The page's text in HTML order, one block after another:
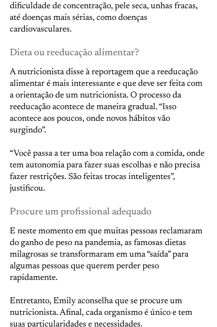
dificuldade de concentração, pele seca, unhas fracas,
até doenças mais sérias, como doenças
cardiovasculares.
Dieta ou reeducação alimentar?
A nutricionista disse à reportagem que a reeducação
alimentar é mais interessante e que deve ser feita com
a orientação de um nutricionista. O processo da
reeducação acontece de maneira gradual. “Isso
acontece aos poucos, onde novos hábitos vão
surgindo”.
“Você passa a ter uma boa relação com a comida, onde
tem autonomia para fazer suas escolhas e não precisa
fazer restrições. São feitas trocas inteligentes”,
justificou.
Procure um profissional adequado
E neste momento em que muitas pessoas reclamaram
do ganho de peso na pandemia, as famosas dietas
milagrosas se transformaram em uma “saída” para
algumas pessoas que querem perder peso
rapidamente.
Entretanto, Emily aconselha que se procure um
nutricionista. Afinal, cada organismo é único e tem
suas particularidades e necessidades.